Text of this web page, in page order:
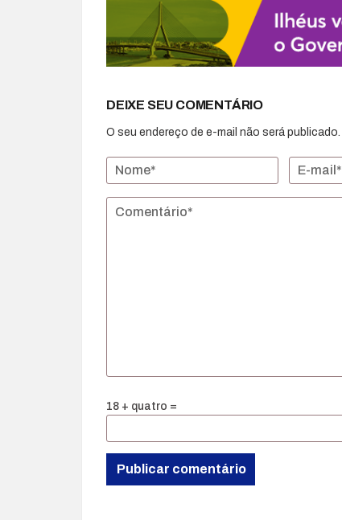
DEIXE SEU COMENTÁRIO
O seu endereço de e-mail não será publicado.
18 + quatro =